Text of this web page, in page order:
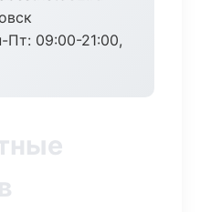
Пт: 09:00-21:00,